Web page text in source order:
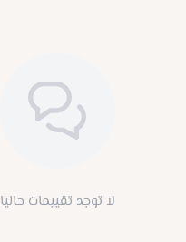
لا توجد تقييمات حاليا